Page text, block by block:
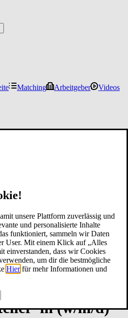
unsere Plattform zuverlässig und
und personalisierte Inhalte
funktioniert, sammeln wir Daten
User. Mit einem Klick auf „Alles
einverstanden, dass wir Cookies
um dir die bestmögliche
Hier für mehr Informationen und
Matching Arbeitgeber
Videos
(w/m/d)